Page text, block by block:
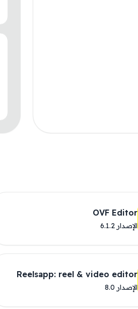
OVF Editor
الإصدار 6.1.2
Reelsapp: reel & video editor
الإصدار 8.0